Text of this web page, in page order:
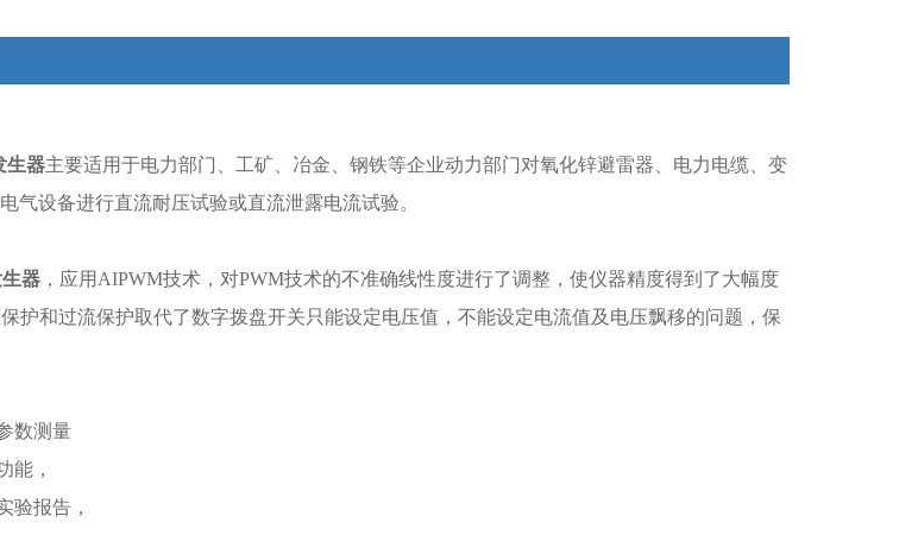
生器主要适用于电力部门、工矿、冶金、钢铁等企业动力部门对氧化锌避雷器、电力电缆、变
气设备进行直流耐压试验或直流泄露电流试验。
生器 ，应用AIPWM技术，对PWM技术的不准确线性度进行了调整，使仪器精度得到了大幅度
护和过流保护取代了数字拨盘开关只能设定电压值，不能设定电流值及电压飘移的问题，保
数测量
能，
验报告，